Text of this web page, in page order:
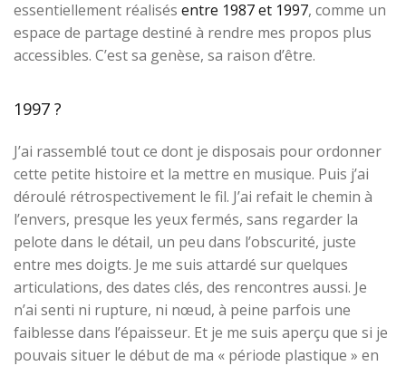
essentiellement réalisés entre 1987 et 1997, comme un
espace de partage destiné à rendre mes propos plus
accessibles. C’est sa genèse, sa raison d’être.
1997 ?
J’ai rassemblé tout ce dont je disposais pour ordonner
cette petite histoire et la mettre en musique. Puis j’ai
déroulé rétrospectivement le fil. J’ai refait le chemin à
l’envers, presque les yeux fermés, sans regarder la
pelote dans le détail, un peu dans l’obscurité, juste
entre mes doigts. Je me suis attardé sur quelques
articulations, des dates clés, des rencontres aussi. Je
n’ai senti ni rupture, ni nœud, à peine parfois une
faiblesse dans l’épaisseur. Et je me suis aperçu que si je
pouvais situer le début de ma « période plastique » en